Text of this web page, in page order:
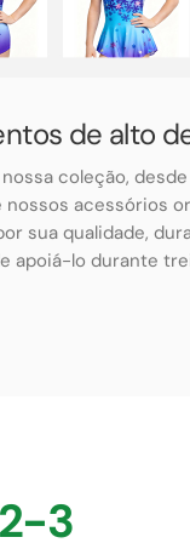
de alto
coleção,
acessórios
sua qualidade,
apoiá-lo durante
3